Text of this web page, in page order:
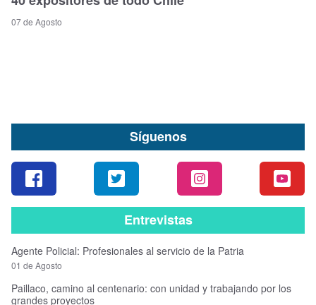
07 de Agosto
Síguenos
Entrevistas
Agente Policial: Profesionales al servicio de la Patria
01 de Agosto
Paillaco, camino al centenario: con unidad y trabajando por los
grandes proyectos